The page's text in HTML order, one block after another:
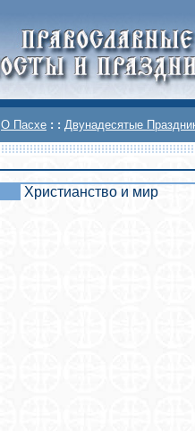
О Пасхе : : Двунадесятые
Христианство и мир